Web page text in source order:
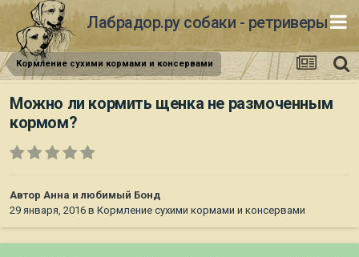
Лабрадор.ру собаки - ретриверы
Кормление сухими кормами и консервами
Можно ли кормить щенка не размоченным
кормом?
Автор Анна и любимый Бонд
29 января, 2016 в Кормление сухими кормами и консервами